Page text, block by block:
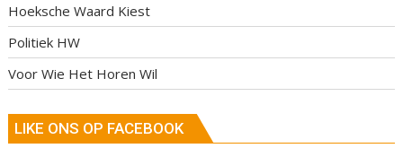
Hoeksche Waard Kiest
Politiek HW
Voor Wie Het Horen Wil
LIKE ONS OP FACEBOOK